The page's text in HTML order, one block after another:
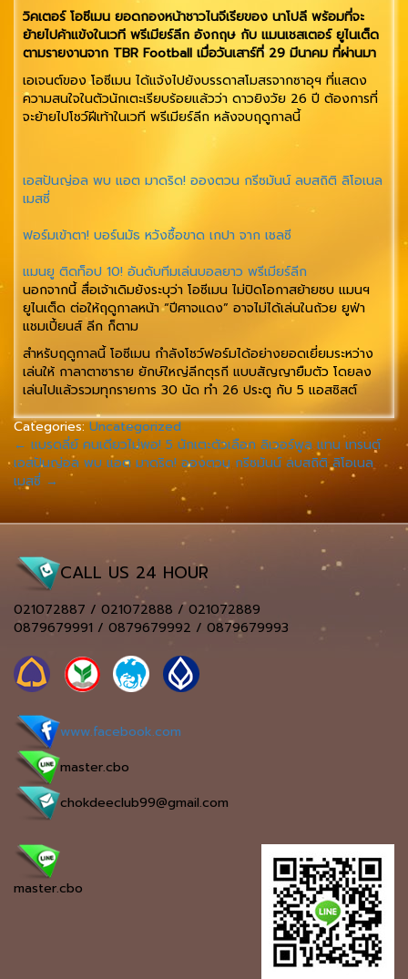
วิคเตอร์ โอซีเมน ยอดกองหน้าชาวไนจีเรียของ นาโปลี พร้อมที่จะ
ย้ายไปค้าแข้งในเวที พรีเมียร์ลีก อังกฤษ กับ แมนเชสเตอร์ ยูไนเต็ด
ตามรายงานจาก TBR Football เมื่อวันเสาร์ที่ 29 มีนาคม ที่ผ่านมา
เอเจนต์ของ โอซีเมน ได้แจ้งไปยังบรรดาสโมสรจากซาอุฯ ที่แสดง
ความสนใจในตัวนักเตะเรียบร้อยแล้วว่า ดาวยิงวัย 26 ปี ต้องการที่
จะย้ายไปโชว์ฝีเท้าในเวที พรีเมียร์ลีก หลังจบฤดูกาลนี้
เอสปันญ่อล พบ แอต มาดริด! อองตวน กรีซมันน์ ลบสถิติ ลิโอเนล
เมสซี่
ฟอร์มเข้าตา! บอร์นมัธ หวังซื้อขาด เกปา จาก เชลซี
แมนยู ติดท็อป 10! อันดับทีมเล่นบอลยาว พรีเมียร์ลีก
นอกจากนี้ สื่อเจ้าเดิมยังระบุว่า โอซีเมน ไม่ปิดโอกาสย้ายซบ แมนฯ
ยูไนเต็ด ต่อให้ฤดูกาลหน้า “ปีศาจแดง” อาจไม่ได้เล่นในถ้วย ยูฟ่า
แชมเปี้ยนส์ ลีก ก็ตาม
สำหรับฤดูกาลนี้ โอซีเมน กำลังโชว์ฟอร์มได้อย่างยอดเยี่ยมระหว่าง
เล่นให้ กาลาตาซาราย ยักษ์ใหญ่ลีกตุรกี แบบสัญญายืมตัว โดยลง
เล่นไปแล้วรวมทุกรายการ 30 นัด ทำ 26 ประตู กับ 5 แอสซิสต์
Categories:Uncategorized
← แบรดลี่ย์ คนเดียวไม่พอ! 5 นักเตะตัวเลือก ลิเวอร์พูล แทน เทรนต์
เอสปันญ่อล พบ แอต มาดริด! อองตวน กรีซมันน์ ลบสถิติ ลิโอเนล
เมสซี่ →
CALL US 24 HOUR
021072887 / 021072888 / 021072889
0879679991 / 0879679992 / 0879679993
www.facebook.com
master.cbo
chokdeeclub99@gmail.com
master.cbo